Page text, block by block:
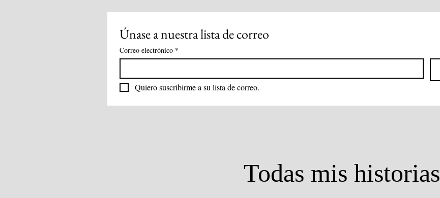
Únase a nuestra lista de correo
Correo electrónico *
Quiero suscribirme a su lista de correo.
Todas mis historias